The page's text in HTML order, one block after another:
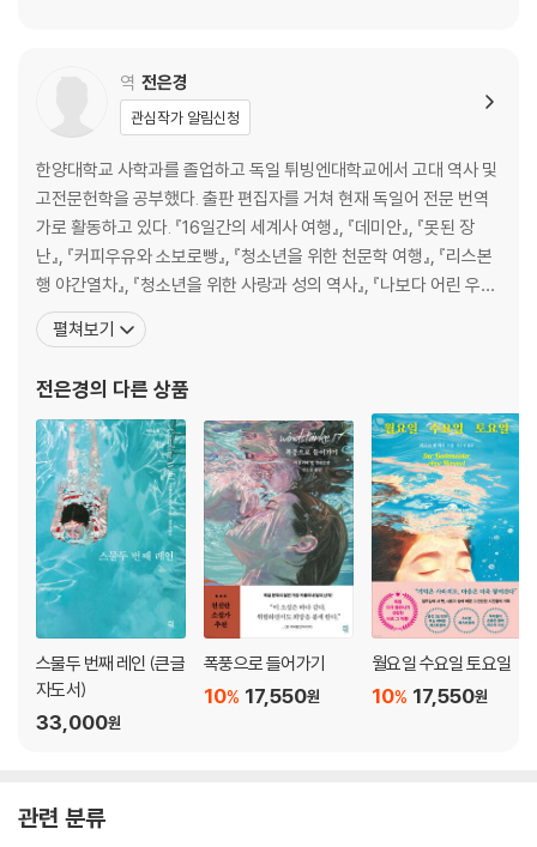
지원
파괴
흔적
역 전은경
관심작가 알림신청
한양대학교 사학과를 졸업하고 독일 튀빙엔대학교에서 고대 역사 및
고전문헌학을 공부했다. 출판 편집자를 거쳐 현재 독일어 전문 번역
가로 활동하고 있다. 『16일간의 세계사 여행』, 『데미안』, 『못된 장
난』, 『커피우유와 소보로빵』, 『청소년을 위한 천문학 여행』, 『리스본
행 야간열차』, 『청소년을 위한 사랑과 성의 역사』, 『나보다 어린 우리
누나』, 『꿈꾸는 책들의 미로』, 『아침 식사로 공기 한 모금』, 『열아홉,
자살 일기』, 『가르쳐 주세요!』, 『아인슈타인의 청소년을 위한 물리
워?』, 『알록달록 손바
펼쳐보기
전은경의 다른 상품
스물두 번째 레인 (큰글
자도서)
33,000원
폭풍으로 들어가기
17,550원
10%
월요일 수요일 토요일
17,550원
10%
관련 분류